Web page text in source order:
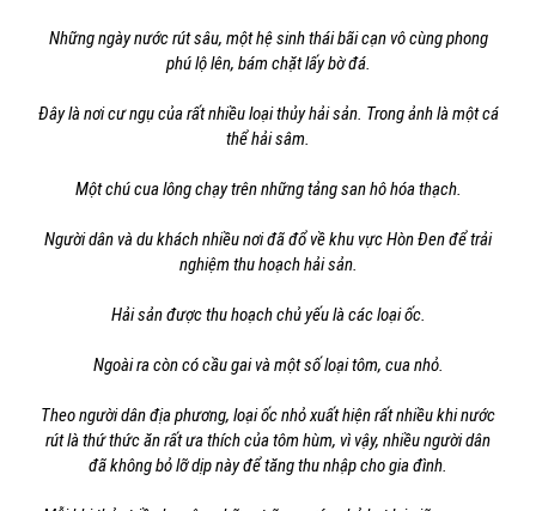
Những ngày nước rút sâu, một hệ sinh thái bãi cạn vô cùng phong
phú lộ lên, bám chặt lấy bờ đá.
Đây là nơi cư ngụ của rất nhiều loại thủy hải sản. Trong ảnh là một cá
thể hải sâm.
Một chú cua lông chạy trên những tảng san hô hóa thạch.
Người dân và du khách nhiều nơi đã đổ về khu vực Hòn Đen để trải
nghiệm thu hoạch hải sản.
Hải sản được thu hoạch chủ yếu là các loại ốc.
Ngoài ra còn có cầu gai và một số loại tôm, cua nhỏ.
Theo người dân địa phương, loại ốc nhỏ xuất hiện rất nhiều khi nước
rút là thứ thức ăn rất ưa thích của tôm hùm, vì vậy, nhiều người dân
đã không bỏ lỡ dịp này để tăng thu nhập cho gia đình.